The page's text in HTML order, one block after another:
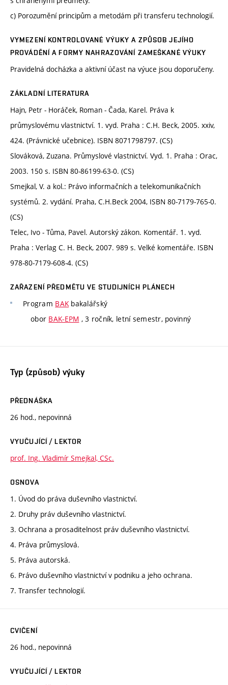
c) Porozumění principům a metodám při transferu technologií.
VYMEZENÍ KONTROLOVANÉ VÝUKY A ZPŮSOB JEJÍHO
PROVÁDĚNÍ A FORMY NAHRAZOVÁNÍ ZAMEŠKANÉ VÝUKY
Pravidelná docházka a aktivní účast na výuce jsou doporučeny.
ZÁKLADNÍ LITERATURA
Hajn, Petr - Horáček, Roman - Čada, Karel. Práva k
průmyslovému vlastnictví. 1. vyd. Praha : C.H. Beck, 2005. xxiv,
424. (Právnické učebnice). ISBN 8071798797. (CS)
Slováková, Zuzana. Průmyslové vlastnictví. Vyd. 1. Praha : Orac,
2003. 150 s. ISBN 80-86199-63-0. (CS)
Smejkal, V. a kol.: Právo informačních a telekomunikačních
systémů. 2. vydání. Praha, C.H.Beck 2004, ISBN 80-7179-765-0.
(CS)
Telec, Ivo - Tůma, Pavel. Autorský zákon. Komentář. 1. vyd.
Praha : Verlag C. H. Beck, 2007. 989 s. Velké komentáře. ISBN
978-80-7179-608-4. (CS)
ZAŘAZENÍ PŘEDMĚTU VE STUDIJNÍCH PLÁNECH
Program BAKbakalářský
obor BAK-EPM , 3 ročník, letní semestr, povinný
Typ (způsob) výuky
PŘEDNÁŠKA
26 hod., nepovinná
VYUČUJÍCÍ / LEKTOR
prof. Ing. Vladimír Smejkal, CSc.
OSNOVA
1. Úvod do práva duševního vlastnictví.
2. Druhy práv duševního vlastnictví.
3. Ochrana a prosaditelnost práv duševního vlastnictví.
4. Práva průmyslová.
5. Práva autorská.
6. Právo duševního vlastnictví v podniku a jeho ochrana.
7. Transfer technologií.
CVIČENÍ
26 hod., nepovinná
VYUČUJÍCÍ / LEKTOR